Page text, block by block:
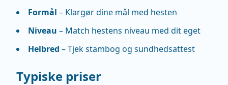
Formål – Klargør dine mål med hesten
Niveau – Match hestens niveau med dit eget
Helbred – Tjek stambog og sundhedsattest
Typiske priser